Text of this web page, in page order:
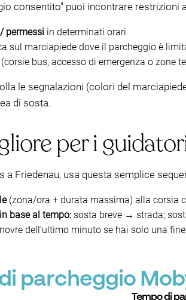
consentito" puoi incontrare
permessi in determinati orari
sul marciapiede dove il parcheggio è
(corsie bus, accesso di emergenza o zone
le segnalazioni (colori del
di sosta.
per i
a Friedenau, usa questa semplice
(zona/ora + durata massima) alla corsia
base al tempo: sosta breve → strada;
dell’ultimo minuto se hai solo una
parcheggio
Tempo di